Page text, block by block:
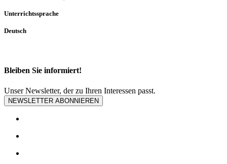
Unterrichtssprache
Deutsch
Bleiben Sie informiert!
Unser Newsletter, der zu Ihren Interessen passt.
NEWSLETTER ABONNIEREN